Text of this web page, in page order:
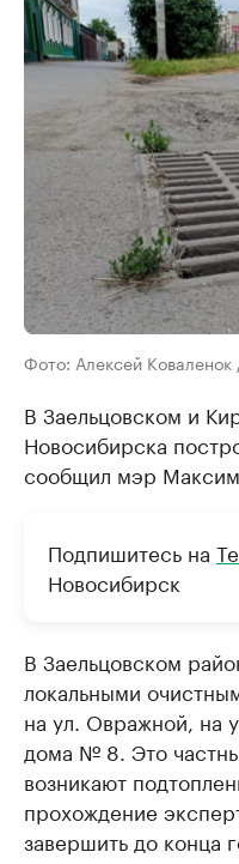
Фото: Алексей
В Заельцовском и
Новосибирска
сообщил мэр Максим
Подпишитесь на
Новосибирск
В Заельцовском
локальными
на ул. Овражной, на
дома № 8. Это
возникают
прохождение
завершить до конца